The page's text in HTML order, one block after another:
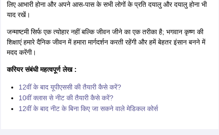
लिए आभारी होना और अपने आस-पास के सभी लोगों के प्रति दयालु और दयालु होना भी
याद रखें।
जन्माष्टमी सिर्फ एक त्योहार नहीं बल्कि जीवन जीने का एक तरीका है; भगवान कृष्ण की
शिक्षाएं हमारे दैनिक जीवन में हमारा मार्गदर्शन करती रहेंगी और हमें बेहतर इंसान बनने में
मदद करेंगी।
करियर संबंधी महत्वपूर्ण लेख :
12वीं के बाद यूपीएससी की तैयारी कैसे करें?
10वीं क्लास से नीट की तैयारी कैसे करें?
12वीं के बाद नीट के बिना किए जा सकने वाले मेडिकल कोर्स